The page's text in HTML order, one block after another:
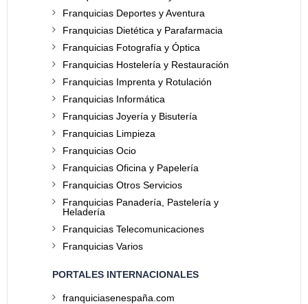
Franquicias Deportes y Aventura
Franquicias Dietética y Parafarmacia
Franquicias Fotografía y Óptica
Franquicias Hostelería y Restauración
Franquicias Imprenta y Rotulación
Franquicias Informática
Franquicias Joyería y Bisutería
Franquicias Limpieza
Franquicias Ocio
Franquicias Oficina y Papelería
Franquicias Otros Servicios
Franquicias Panadería, Pastelería y
Heladería
Franquicias Telecomunicaciones
Franquicias Varios
PORTALES INTERNACIONALES
franquiciasenespaña.com